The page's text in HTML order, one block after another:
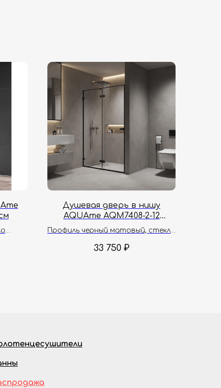
Душевая дверь в нишу
AQUAme AQM7408-2-12
120х200 см
Профиль черный матовый, стекло
33 750 ₽